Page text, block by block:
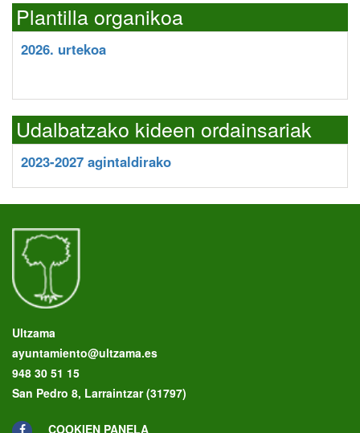
Plantilla organikoa
2026. urtekoa
Udalbatzako kideen ordainsariak
2023-2027 agintaldirako
Ultzama
ayuntamiento@ultzama.es
948 30 51 15
San Pedro 8, Larraintzar (31797)
COOKIEN PANELA